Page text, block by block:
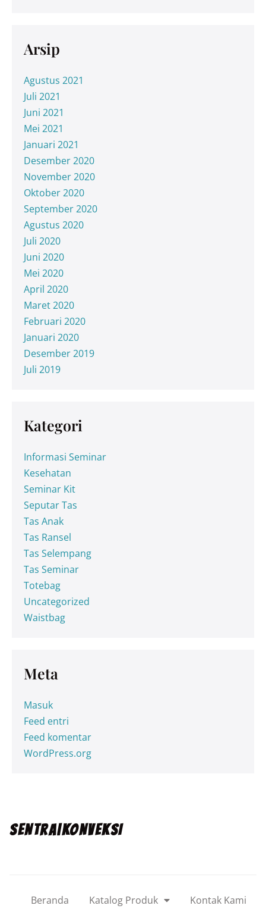
Arsip
Agustus 2021
Juli 2021
Juni 2021
Mei 2021
Januari 2021
Desember 2020
November 2020
Oktober 2020
September 2020
Agustus 2020
Juli 2020
Juni 2020
Mei 2020
April 2020
Maret 2020
Februari 2020
Januari 2020
Desember 2019
Juli 2019
Kategori
Informasi Seminar
Kesehatan
Seminar Kit
Seputar Tas
Tas Anak
Tas Ransel
Tas Selempang
Tas Seminar
Totebag
Uncategorized
Waistbag
Meta
Masuk
Feed entri
Feed komentar
WordPress.org
SENTRA|KONVEKSI
Beranda Katalog Produk Kontak Kami